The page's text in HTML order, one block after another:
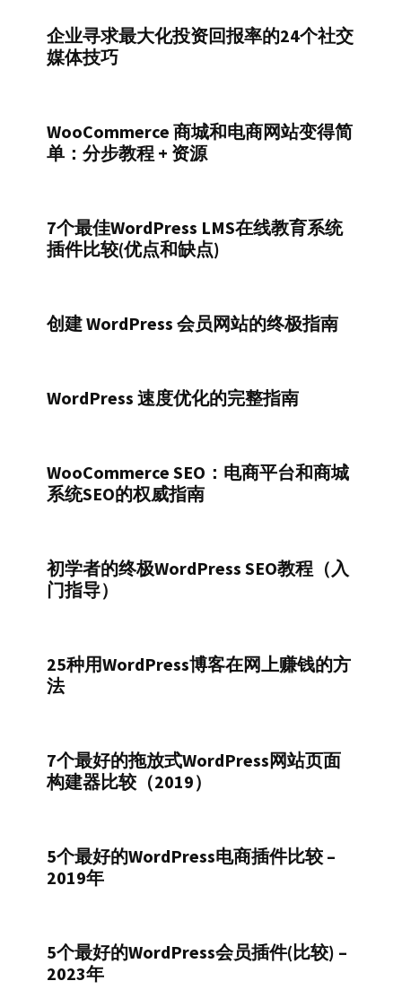
企业寻求最大化投资回报率的24个社交
媒体技巧
WooCommerce 商城和电商网站变得简
单：分步教程 + 资源
7个最佳WordPress LMS在线教育系统
插件比较(优点和缺点)
创建 WordPress 会员网站的终极指南
WordPress 速度优化的完整指南
WooCommerce SEO：电商平台和商城
系统SEO的权威指南
初学者的终极WordPress SEO教程（入
门指导）
25种用WordPress博客在网上赚钱的方
法
7个最好的拖放式WordPress网站页面
构建器比较（2019）
5个最好的WordPress电商插件比较 –
2019年
5个最好的WordPress会员插件(比较) –
2023年